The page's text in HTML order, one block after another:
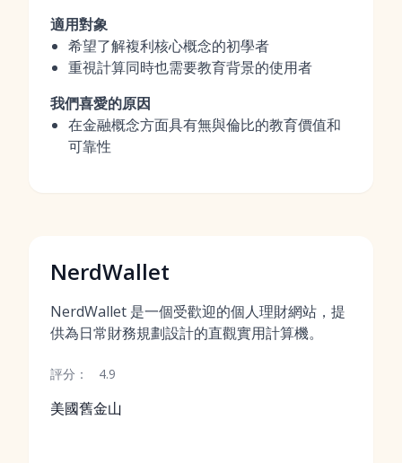
適用對象
希望了解複利核心概念的初學者
重視計算同時也需要教育背景的使用者
我們喜愛的原因
在金融概念方面具有無與倫比的教育價值和
可靠性
NerdWallet
NerdWallet 是一個受歡迎的個人理財網站，提
供為日常財務規劃設計的直觀實用計算機。
評分： 4.9
美國舊金山